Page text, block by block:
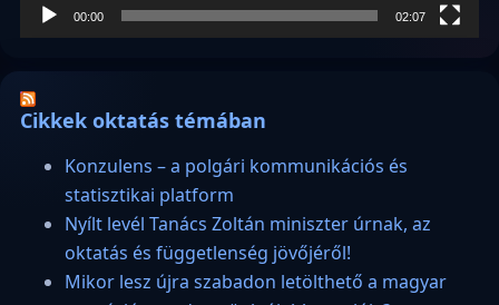
00:00 02:07
Cikkek oktatás témában
Konzulens – a polgári kommunikációs és
statisztikai platform
Nyílt levél Tanács Zoltán miniszter úrnak, az
oktatás és függetlenség jövőjéről!
Mikor lesz újra szabadon letölthető a magyar